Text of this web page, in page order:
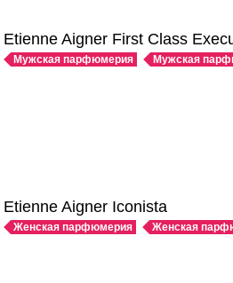
Etienne Aigner First Class
Мужская парфюмерия Мужская
Etienne Aigner Iconista
Женская парфюмерия Женская